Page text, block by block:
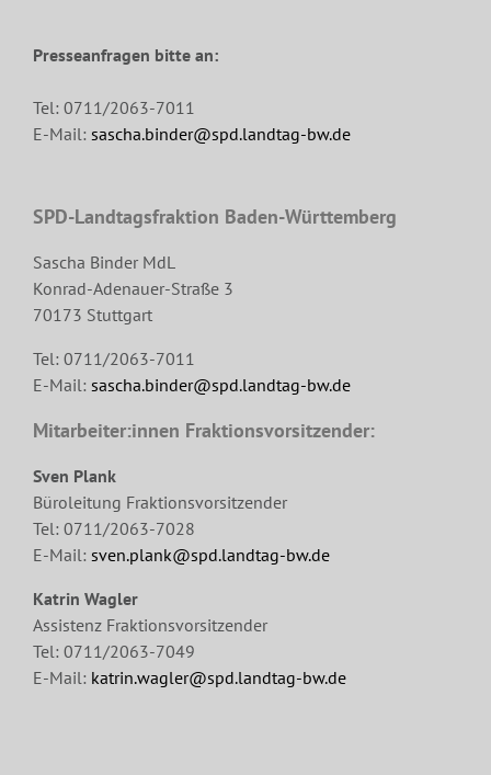
Presseanfragen bitte an:
Tel: 0711/2063-7011
E-Mail: sascha.binder@spd.landtag-bw.de
SPD-Landtagsfraktion Baden-Württemberg
Sascha Binder MdL
Konrad-Adenauer-Straße 3
70173 Stuttgart
Tel: 0711/2063-7011
E-Mail: sascha.binder@spd.landtag-bw.de
Mitarbeiter:innen Fraktionsvorsitzender:
Sven Plank
Büroleitung Fraktionsvorsitzender
Tel: 0711/2063-7028
E-Mail: sven.plank@spd.landtag-bw.de
Katrin Wagler
Assistenz Fraktionsvorsitzender
Tel: 0711/2063-7049
E-Mail: katrin.wagler@spd.landtag-bw.de